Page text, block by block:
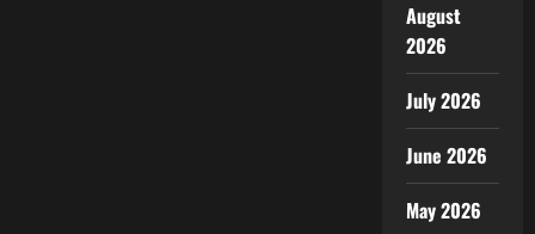
August
2026
July 2026
June 2026
May 2026